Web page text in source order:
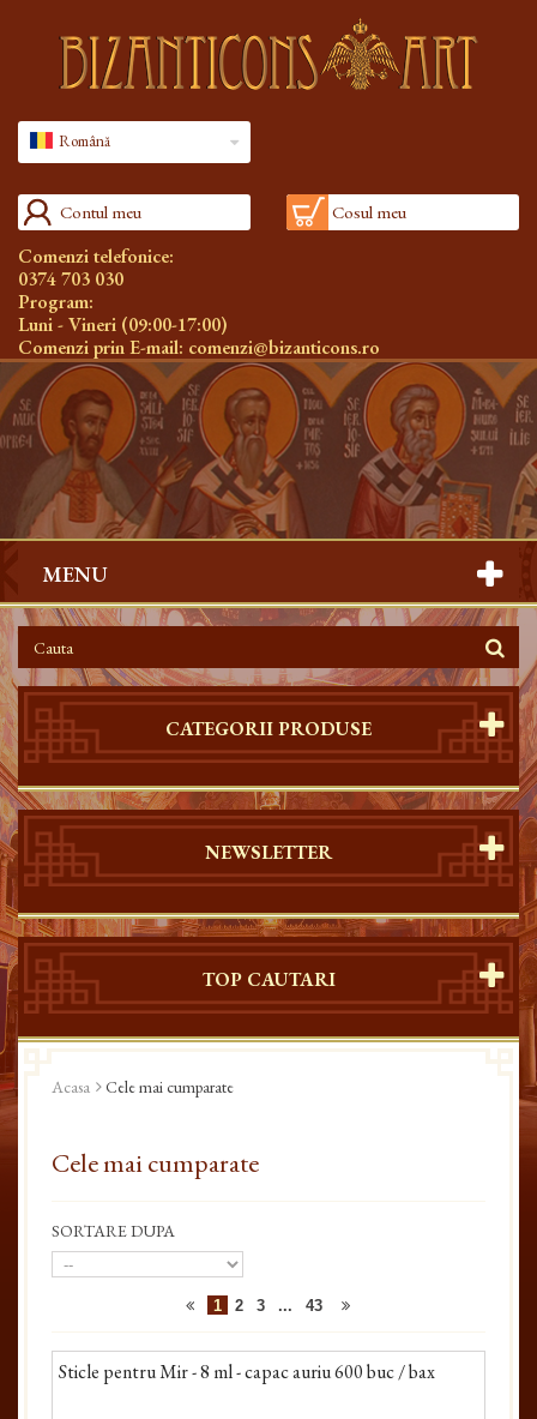
Română
Contul meu Cosul meu
Comenzi telefonice:
0374 703 030
Program:
Luni - Vineri (09:00-17:00)
Comenzi prin E-mail: comenzi@bizanticons.ro
MENU
CATEGORII PRODUSE
NEWSLETTER
TOP CAUTARI
Acasa Cele mai cumparate
Cele mai cumparate
SORTARE DUPA
1 2 3 ... 43
Sticle pentru Mir - 8 ml - capac auriu 600 buc / bax